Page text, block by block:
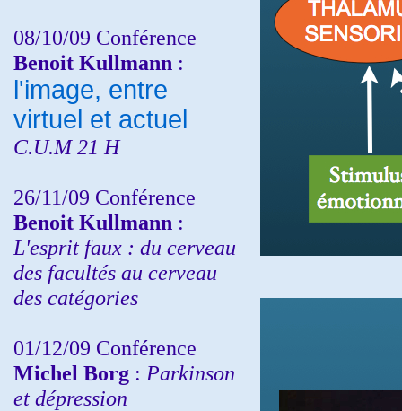
08/10/09 Conférence
Benoit Kullmann :
l'image, entre
virtuel et actuel
C.U.M 21 H
26/11/09 Conférence
Benoit Kullmann :
L'esprit faux : du cerveau
des facultés au cerveau
des catégories
01/12/09 Conférence
Michel Borg : Parkinson
et dépression